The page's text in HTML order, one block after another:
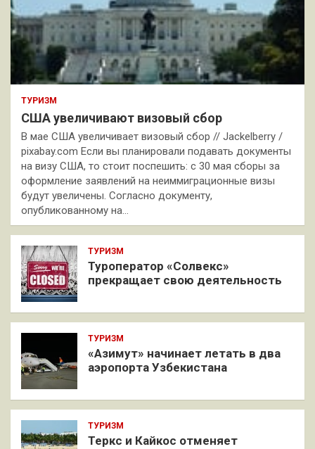
ТУРИЗМ
США увеличивают визовый сбор
В мае США увеличивает визовый сбор // Jackelberry /
pixabay.com Если вы планировали подавать документы
на визу США, то стоит поспешить: с 30 мая сборы за
оформление заявлений на неиммиграционные визы
будут увеличены. Согласно документу,
опубликованному на…
ТУРИЗМ
Туроператор «Солвекс»
прекращает свою деятельность
ТУРИЗМ
«Азимут» начинает летать в два
аэропорта Узбекистана
ТУРИЗМ
Теркс и Кайкос отменяет